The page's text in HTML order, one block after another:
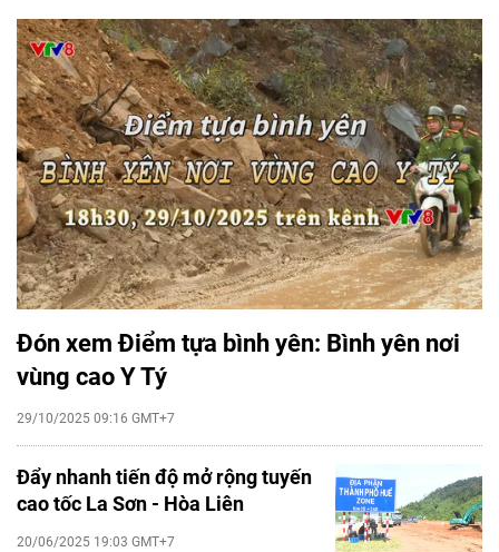
Đón xem Điểm tựa bình yên: Bình yên nơi
vùng cao Y Tý
29/10/2025 09:16 GMT+7
Đẩy nhanh tiến độ mở rộng tuyến
cao tốc La Sơn - Hòa Liên
20/06/2025 19:03 GMT+7